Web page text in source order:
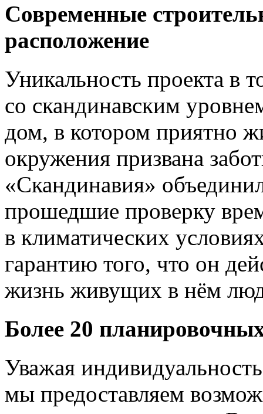
Современные
расположение
Уникальность проекта в
со скандинавским
дом, в котором приятно
окружения призвана
«Скандинавия»
прошедшие проверку
в климатических
гарантию того, что он
жизнь живущих в нём
Более 20
Уважая
мы предоставляем